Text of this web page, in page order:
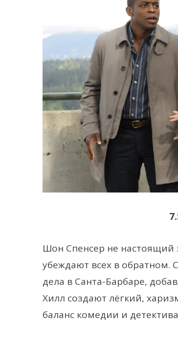
Шон Спенсер не настоящий
убеждают всех в обратном.
дела в Санта-Барбаре,
Хилл создают лёгкий,
баланс комедии и